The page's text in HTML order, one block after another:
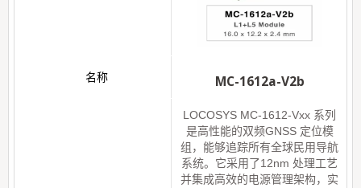
MC-1612a-V2b
LOCOSYS MC-1612-Vxx 系列
是高性能的双频GNSS 定位模
组，能够追踪所有全球民用导航
系统。它采用了12nm 处理工艺
并集成高效的电源管理架构，实